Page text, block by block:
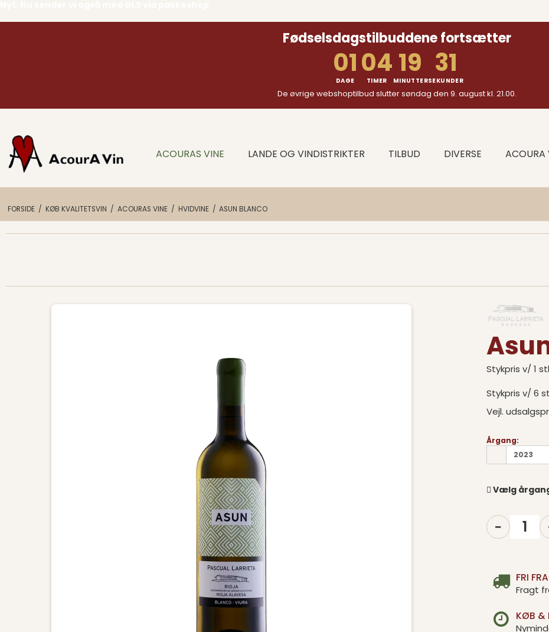
Fødselsdagstilbuddene fortsætter
01
DAGE
04
TIMER
19
MINUTTER
30
SEKUNDER
De øvrige webshoptilbud slutter søndag den 9. august kl. 21.00.
ACOURAS VINE LANDE OG VINDISTRIKTER TILBUD DIVERSE ACOURA
FORSIDE / KØB KVALITETSVIN / ACOURAS VINE / HVIDVINE / ASUN BLANCO
Stykpris v/ 1
Stykpris v/ 6
Vejl.
Årgang:
2023
Vælg
FRI
Fragt
KØB &